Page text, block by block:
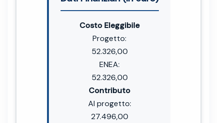
Costo Eleggibile
Progetto:
52.326,00
ENEA:
52.326,00
Contributo
Al progetto:
27.496,00